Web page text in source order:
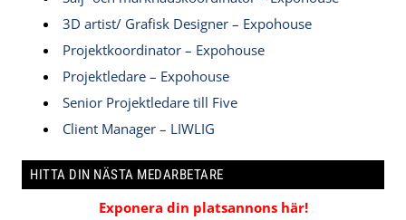
3D artist/ Grafisk Designer – Expohouse
Projektkoordinator – Expohouse
Projektledare – Expohouse
Senior Projektledare till Five
Client Manager – LIWLIG
HITTA DIN NÄSTA MEDARBETARE
Exponera din platsannons här!